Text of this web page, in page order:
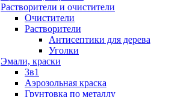
Растворители и очистители
Очистители
Растворители
Антисептики для дерева
Уголки
Эмали, краски
3в1
Аэрозольная краска
Грунтовка по металлу